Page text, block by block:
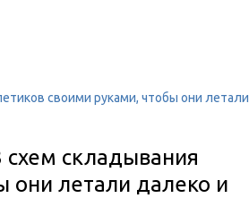
своими руками, чтобы они летали
схем складывания
они летали далеко и